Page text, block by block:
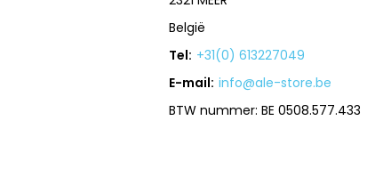
België
Tel: +31(0) 613227049
E-mail: info@ale-store.be
BTW nummer: BE 0508.577.433